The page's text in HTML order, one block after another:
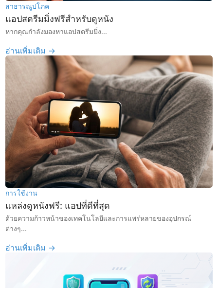
สาธารณูปโภค
แอปสตรีมมิ่งฟรีสำหรับดูหนัง
หากคุณกำลังมองหาแอปสตรีมมิ่ง...
อ่านเพิ่มเติม →
การใช้งาน
แหล่งดูหนังฟรี: แอปที่ดีที่สุด
ด้วยความก้าวหน้าของเทคโนโลยีและการแพร่หลายของอุปกรณ์
ต่างๆ...
อ่านเพิ่มเติม →